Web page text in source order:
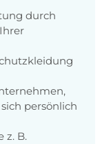
durch
persönlich
z. B.